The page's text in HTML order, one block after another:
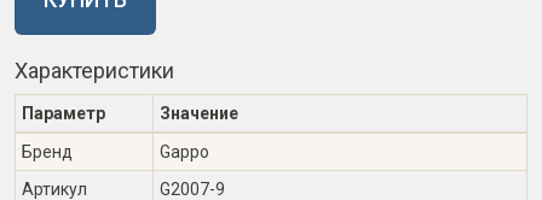
Характеристики
Параметр
Значение
Бренд
Gappo
Артикул
G2007-9